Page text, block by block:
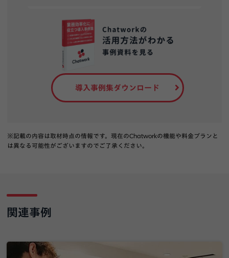
導入事例集ダウンロード
※記載の内容は取材時点の情報です。現在のChatworkの機能や料金プランと
は異なる可能性がございますのでご了承ください。
関連事例